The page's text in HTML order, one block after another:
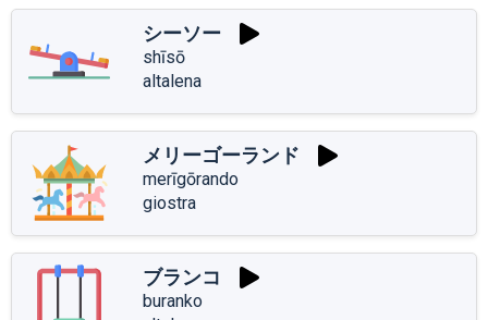
シーソー
shīsō
altalena
メリーゴーランド
merīgōrando
giostra
ブランコ
buranko